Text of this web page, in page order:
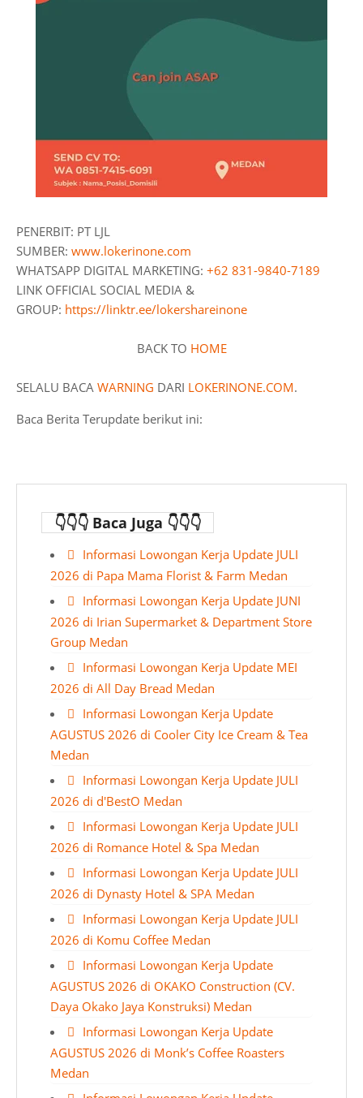
PENERBIT: PT LJL
SUMBER: www.lokerinone.com
WHATSAPP DIGITAL MARKETING: +62 831-9840-7189
LINK OFFICIAL SOCIAL MEDIA &
GROUP: https://linktr.ee/lokershareinone
BACK TO HOME
SELALU BACA WARNING DARI LOKERINONE.COM.
Baca Berita Terupdate berikut ini:
👇👇👇 Baca Juga 👇👇👇
Informasi Lowongan Kerja Update JULI
2026 di Papa Mama Florist & Farm Medan
Informasi Lowongan Kerja Update JUNI
2026 di Irian Supermarket & Department Store
Group Medan
Informasi Lowongan Kerja Update MEI
2026 di All Day Bread Medan
Informasi Lowongan Kerja Update
AGUSTUS 2026 di Cooler City Ice Cream & Tea
Medan
Informasi Lowongan Kerja Update JULI
2026 di d'BestO Medan
Informasi Lowongan Kerja Update JULI
2026 di Romance Hotel & Spa Medan
Informasi Lowongan Kerja Update JULI
2026 di Dynasty Hotel & SPA Medan
Informasi Lowongan Kerja Update JULI
2026 di Komu Coffee Medan
Informasi Lowongan Kerja Update
AGUSTUS 2026 di OKAKO Construction (CV.
Daya Okako Jaya Konstruksi) Medan
Informasi Lowongan Kerja Update
AGUSTUS 2026 di Monk’s Coffee Roasters
Medan